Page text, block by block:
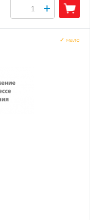
+
мало